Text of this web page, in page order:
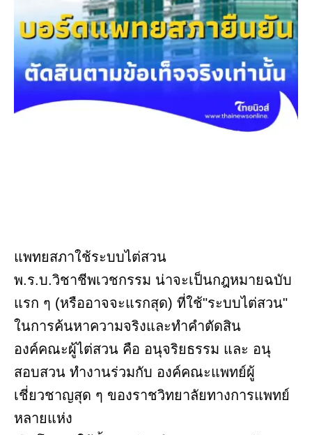
แพทยสภาใช้ระบบไต่สวน
พ.ร.บ.วิชาชีพเวชกรรม น่าจะเป็นกฎหมายฉบับ
แรก ๆ (หรืออาจจะแรกสุด) ที่ใช้"ระบบไต่สวน"
ในการค้นหาความจริงและทำคำตัดสิน
องค์คณะผู้ไต่สวน คือ อนุจริยธรรม และ อนุ
สอบสวน ทำงานร่วมกับ องค์คณะแพทย์ผู้
เชี่ยวชาญสุด ๆ ของราชวิทยาลัยทางการแพทย์
หลายแห่ง